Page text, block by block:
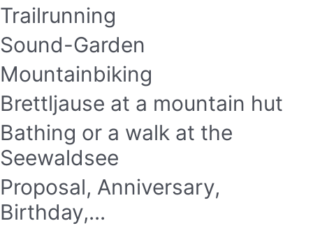
Trailrunning
Sound-Garden
Mountainbiking
Brettljause at a mountain hut
Bathing or a walk at the
Seewaldsee
Proposal, Anniversary,
Birthday,...